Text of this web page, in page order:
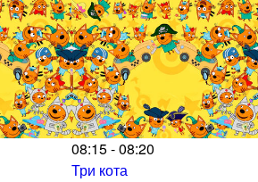
08:15 - 08:20
Три кота